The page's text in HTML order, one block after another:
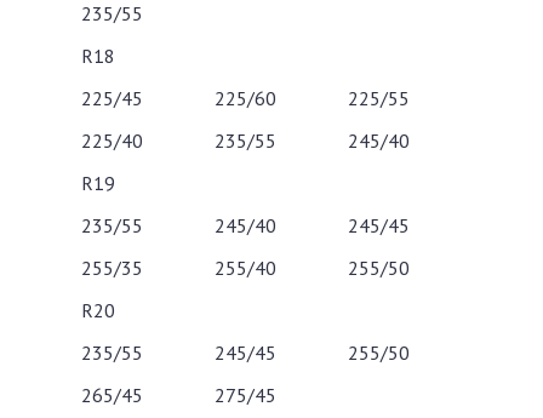
235/55
R18
225/45
225/60
225/55
225/40
235/55
245/40
R19
235/55
245/40
245/45
255/35
255/40
255/50
R20
235/55
245/45
255/50
265/45
275/45